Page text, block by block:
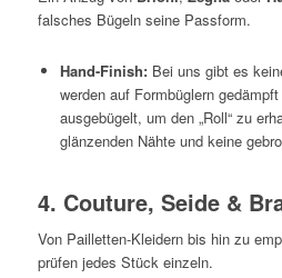
falsches Bügeln seine Passform.
Hand-Finish:Bei uns gibt es
werden auf Formbüglern
ausgebügelt, um den „Roll“ zu
glänzenden Nähte und keine
4. Couture, Seide &
Von Pailletten-Kleidern bis hin zu
prüfen jedes Stück einzeln.